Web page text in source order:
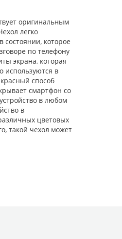
оригинальным
легко
состоянии, которое
по телефону
экрана, которая
используются в
способ
смартфон со
в любом
в
цветовых
такой чехол может